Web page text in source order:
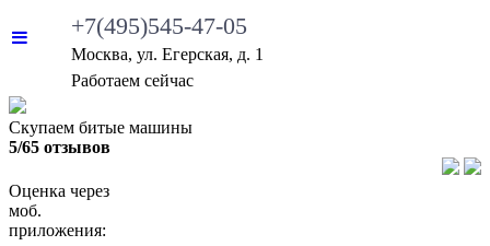
+7(495)545-47-05
Москва, ул. Егерская, д. 1
Работаем сейчас
Скупаем битые машины
5/65 отзывов
Оценка через
моб.
приложения: